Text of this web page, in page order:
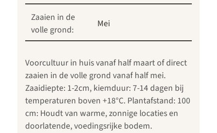
Zaaien in de
volle grond:
Mei
Voorcultuur in huis vanaf half maart of direct
zaaien in de volle grond vanaf half mei.
Zaaidiepte: 1-2cm, kiemduur: 7-14 dagen bij
temperaturen boven +18°C. Plantafstand: 100
cm: Houdt van warme, zonnige locaties en
doorlatende, voedingsrijke bodem.